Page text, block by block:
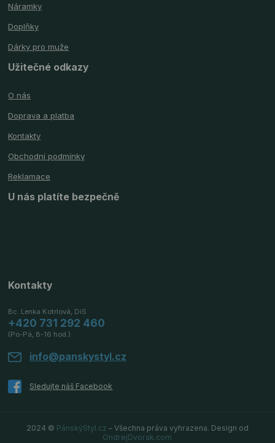
Náramky
Doplňky
Dárky pro muže
Užitečné odkazy
O nás
Doprava a platba
Kontakty
Obchodní podmínky
Reklamace
U nás platíte bezpečně
Kontakty
Bc. Lenka Kotrlová, DiS
+420 731 292 460
(Po-Pá, 8-16 hod.)
info@panskystyl.cz
2024 © PánskýStyl.cz – Všechna práva vyhrazena. Design od
OndrejDvorak.com